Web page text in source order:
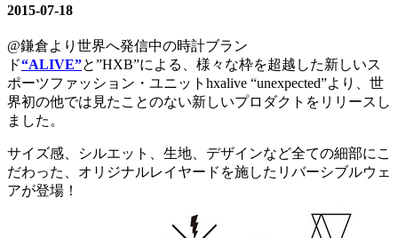
2015-07-18
@鎌倉より世界へ発信中の時計ブラン
ド“ALIVE”と”HXB”による、様々な枠を超越した新しいス
ポーツファッション・ユニットhxalive “unexpected”より、世
界初の他では見たことのない新しいプロダクトをリリースし
ました。
サイズ感、シルエット、生地、デザインなど全ての細部にこ
だわった、オリジナルレイヤードを施したリバーシブルウェ
アが登場！